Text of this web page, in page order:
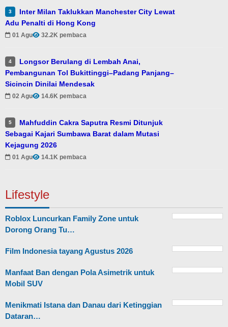
3
Inter Milan Taklukkan Manchester City Lewat
Adu Penalti di Hong Kong
01 Agu 32.2K pembaca
4
Longsor Berulang di Lembah Anai,
Pembangunan Tol Bukittinggi–Padang Panjang–
Sicincin Dinilai Mendesak
02 Agu 14.6K pembaca
5
Mahfuddin Cakra Saputra Resmi Ditunjuk
Sebagai Kajari Sumbawa Barat dalam Mutasi
Kejagung 2026
01 Agu 14.1K pembaca
Lifestyle
Roblox Luncurkan Family Zone untuk
Dorong Orang Tu…
Film Indonesia tayang Agustus 2026
Manfaat Ban dengan Pola Asimetrik untuk
Mobil SUV
Menikmati Istana dan Danau dari Ketinggian
Dataran…